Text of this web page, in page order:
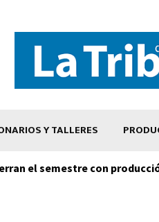
Y TALLERES
el semestre con